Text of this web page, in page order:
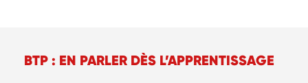
BTP : EN PARLER DÈS L’APPRENTISSAGE